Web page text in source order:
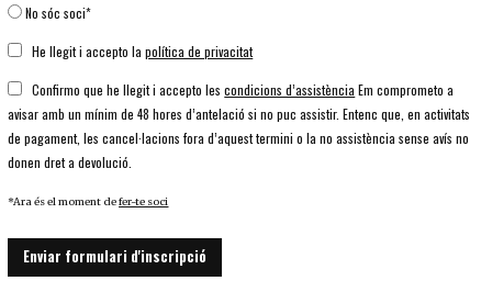
No sóc soci*
He llegit i accepto lapolítica de privacitat
Confirmo que he llegit i accepto lescondicions d’assistència Em comprometo a
avisar amb un mínim de 48 hores d’antelació si no puc assistir. Entenc que, en activitats
de pagament, les cancel·lacions fora d’aquest termini o la no assistència sense avís no
donen dret a devolució.
*Ara és el moment defer-te soci
Enviar formulari d'inscripció